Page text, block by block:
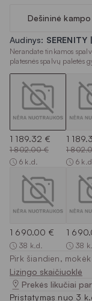
Dešininė
Audinys:
Nerandate tinkamos
platesnės spalvų paletės
1 189.32 €
1 802.00 €
6 k.d.
1
1
6
1 690.00 €
38 k.d.
1
38
Pirk šiandien,
Lizingo skaičiuoklė
Prekės likučiai
Pristatymas nuo 3